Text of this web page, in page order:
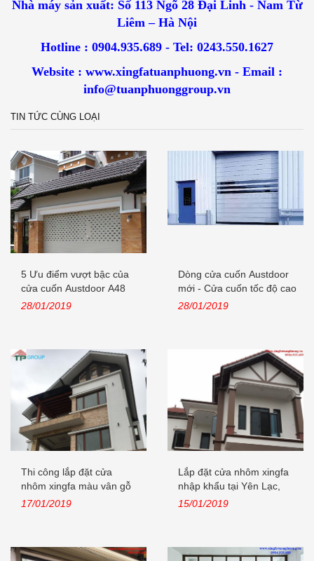
Nhà máy sản xuất: Số 113 Ngõ 28 Đại Linh - Nam Từ
Liêm – Hà Nội
Hotline : 0904.935.689 - Tel: 0243.550.1627
Website : www.xingfatuanphuong.vn - Email :
info@tuanphuonggroup.vn
TIN TỨC CÙNG LOẠI
5 Ưu điểm vượt bậc của
cửa cuốn Austdoor A48
khe...
28/01/2019
Dòng cửa cuốn Austdoor
mới - Cửa cuốn tốc độ cao
28/01/2019
Thi công lắp đặt cửa
nhôm xingfa màu vân gỗ
nhập...
17/01/2019
Lắp đặt cửa nhôm xingfa
nhập khẩu tại Yên Lạc,
Vĩnh...
15/01/2019